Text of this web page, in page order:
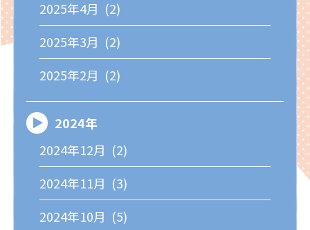
2025年4月 (2)
2025年3月 (2)
2025年2月 (2)
2024年
2024年12月 (2)
2024年11月 (3)
2024年10月 (5)